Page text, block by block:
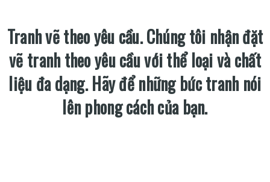
Tranh vẽ theo yêu cầu.Chúng tôi nhận đặt
vẽ tranh theo yêu cầu với thể loại và chất
liệu đa dạng. Hãy để những bức tranh nói
lên phong cách của bạn.